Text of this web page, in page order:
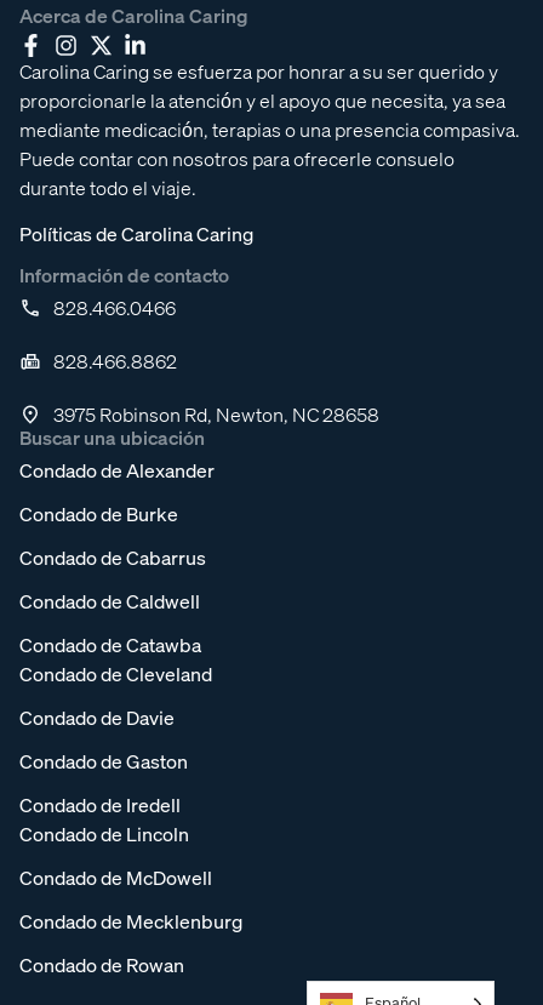
Acerca de Carolina Caring
Carolina Caring se esfuerza por honrar a su ser querido y
proporcionarle la atención y el apoyo que necesita, ya sea
mediante medicación, terapias o una presencia compasiva.
Puede contar con nosotros para ofrecerle consuelo
durante todo el viaje.
Políticas de Carolina Caring
Información de contacto
828.466.0466
828.466.8862
3975 Robinson Rd, Newton, NC 28658
Buscar una ubicación
Condado de Alexander
Condado de Burke
Condado de Cabarrus
Condado de Caldwell
Condado de Catawba
Condado de Cleveland
Condado de Davie
Condado de Gaston
Condado de Iredell
Condado de Lincoln
Condado de McDowell
Condado de Mecklenburg
Condado de Rowan